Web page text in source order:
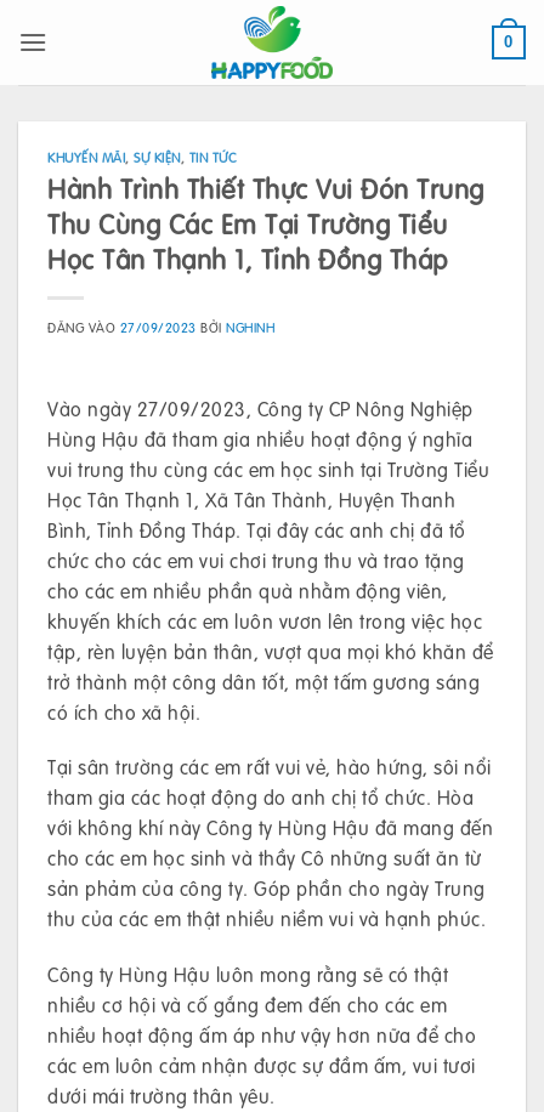
qua
0
KHUYẾN MÃI, SỰ KIỆN, TIN TỨC
Hành Trình Thiết Thực Vui Đón Trung
Thu Cùng Các Em Tại Trường Tiểu
Học Tân Thạnh 1, Tỉnh Đồng Tháp
ĐĂNG VÀO 27/09/2023 BỞINGHINH
Vào ngày 27/09/2023, Công ty CP Nông Nghiệp
Hùng Hậu đã tham gia nhiều hoạt động ý nghĩa
vui trung thu cùng các em học sinh tại Trường Tiểu
Học Tân Thạnh 1, Xã Tân Thành, Huyện Thanh
Bình, Tỉnh Đồng Tháp. Tại đây các anh chị đã tổ
chức cho các em vui chơi trung thu và trao tặng
cho các em nhiều phần quà nhằm động viên,
khuyến khích các em luôn vươn lên trong việc học
tập, rèn luyện bản thân, vượt qua mọi khó khăn để
trở thành một công dân tốt, một tấm gương sáng
có ích cho xã hội.
Tại sân trường các em rất vui vẻ, hào hứng, sôi nổi
tham gia các hoạt động do anh chị tổ chức. Hòa
với không khí này Công ty Hùng Hậu đã mang đến
cho các em học sinh và thầy Cô những suất ăn từ
sản phảm của công ty. Góp phần cho ngày Trung
thu của các em thật nhiều niềm vui và hạnh phúc.
Công ty Hùng Hậu luôn mong rằng sẽ có thật
nhiều cơ hội và cố gắng đem đến cho các em
nhiều hoạt động ấm áp như vậy hơn nữa để cho
các em luôn cảm nhận được sự đầm ấm, vui tươi
dưới mái trường thân yêu.